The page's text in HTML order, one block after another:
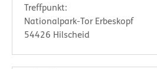
Treffpunkt:
Nationalpark-Tor Erbeskopf
54426 Hilscheid